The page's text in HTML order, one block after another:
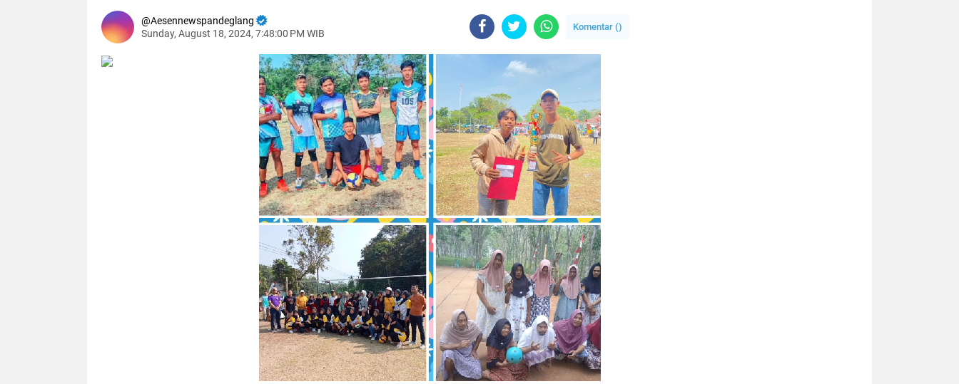
Aesennewspandeglang
Sunday, August 18, 2024, 7:48:00 PM WIB
Komentar ()